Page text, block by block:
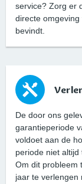
service? Zorg er
directe
bevindt.
De door ons
garantieperiode
voldoet aan de
periode niet altijd
Om dit probleem
jaar te verlengen